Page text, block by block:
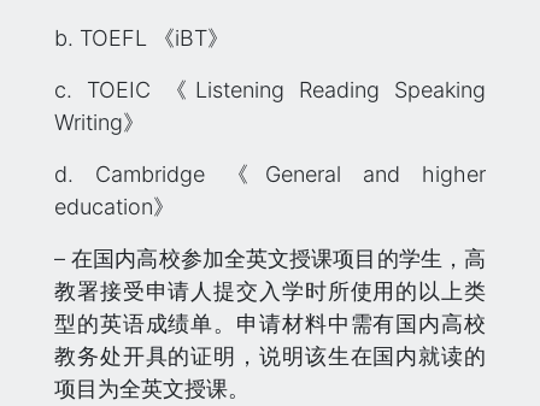
b. TOEFL 《iBT》
c. TOEIC 《Listening Reading Speaking
Writing》
d. Cambridge 《General and higher
education》
– 在国内高校参加全英文授课项目的学生，高
教署接受申请人提交入学时所使用的以上类
型的英语成绩单。申请材料中需有国内高校
教务处开具的证明，说明该生在国内就读的
项目为全英文授课。